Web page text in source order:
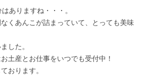
ありますね・・・。
くあんこが詰まっていて、とっても美味
した。
土産とお仕事をいつでも受付中！
おります。